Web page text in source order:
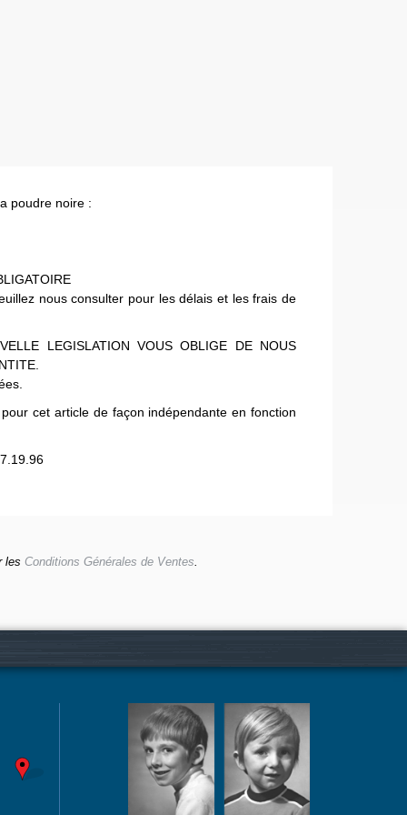
poudre noire :
nous consulter pour les délais et les frais de
LEGISLATION VOUS OBLIGE DE NOUS
cet article de façon indépendante en fonction
les Conditions Générales de Ventes